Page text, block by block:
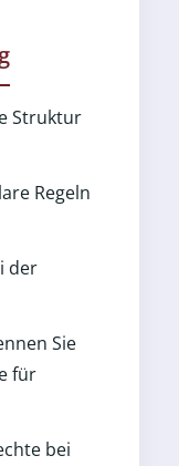
Struktur
Regeln
der
Sie
für
bei